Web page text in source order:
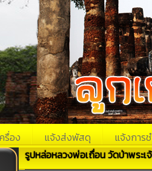
รื่อง แจ้งส่งพัสดุ แจ้งการช
รูปหล่อหลวงพ่อเถื่อน วัดป่าพระเ